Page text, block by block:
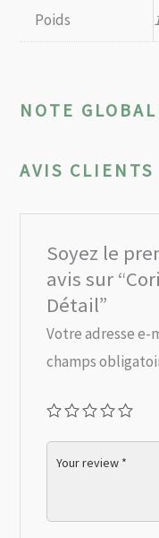
Poids
NOTE
AVIS CLIENTS
Soyez le
avis sur
Détail”
Votre adresse e-
champs